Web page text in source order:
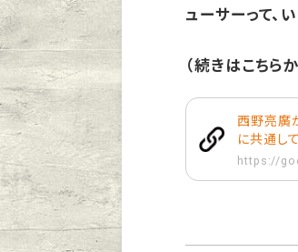
ューサーって、
（続きはこちら
西野亮廣
に共通し
https://